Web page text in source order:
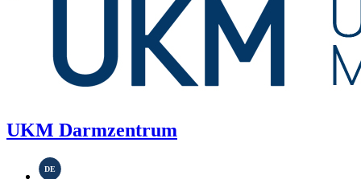
UKM Darmzentrum
DE